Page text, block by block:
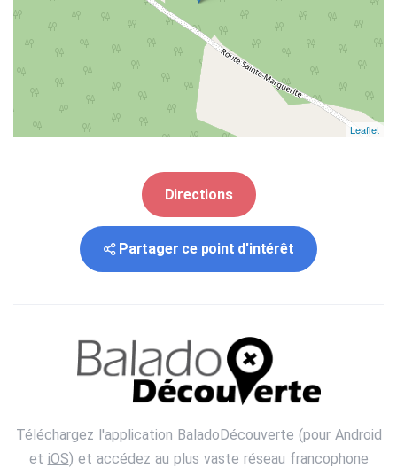
Leaflet
Directions
Partager ce point d'intérêt
Téléchargez l'application BaladoDécouverte (pour Android
et iOS) et accédez au plus vaste réseau francophone